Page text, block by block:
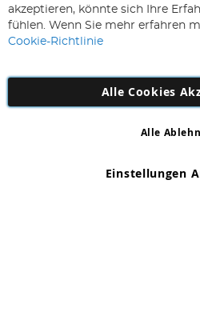
unseren
Newsletter
Firmennummer:
akzeptieren, könnte sich Ihre
fühlen. Wenn Sie mehr erfahren
Cookie-Richtlinie
Alle Cookies
Einstellungen
Alle